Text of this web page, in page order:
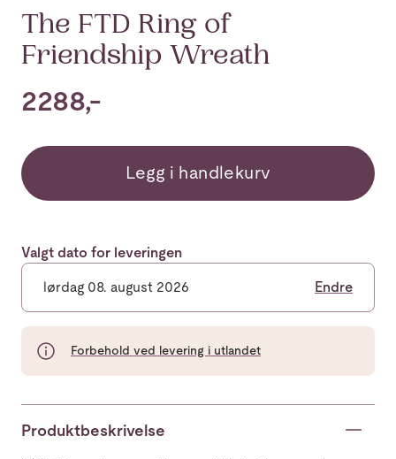
The FTD Ring of
Friendship Wreath
2288,-
Legg i handlekurv
Valgt dato for leveringen
lørdag 08. august 2026 Endre
Forbehold ved levering i utlandet
Produktbeskrivelse